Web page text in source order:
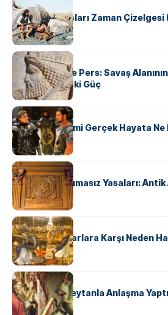
KÜLTÜR
Apache Savaşları Zaman Çizelgesi
KÜLTÜR
Antik Yunan ve Pers: Savaş
Şekillendiren İki Güç
KÜLTÜR
‘Gladiator’ Filmi Gerçek Hayata Ne
KÜLTÜR
Draco’nun Acımasız Yasaları: Antik
Hukuk Kodu
KÜLTÜR
Avrupalı ​​Katharlara Karşı Neden
KÜLTÜR
II. Silvester: Şeytanla Anlaşma